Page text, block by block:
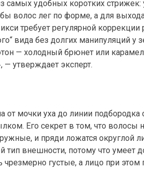
самых удобных коротких
волос лег по форме, а для
требует регулярной
вида без долгих манипуляций у
— холодный брюнет или
— утверждает эксперт.
от мочки уха до линии
Его секрет в том, что волосы
и пряди ложатся округлой
тип внешности, потому что умеет
чрезмерно густые, а лицо при этом